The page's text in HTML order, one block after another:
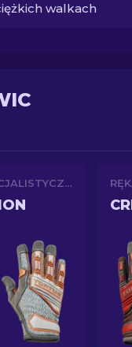
walkach
RĘKAWIC SPECJALISTYCZNYCH